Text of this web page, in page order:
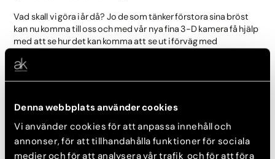
Denna webbplats använder cookies
Vi använder cookies för att anpassa innehåll och
annonser, för att tillhandahålla funktioner för sociala
medier och för att analysera vår trafik och för att föra
Vad skall vi göra i år då? Jo de som tänker förstora sina bröst
kan nu komma till oss och med vår nya fina 3-D kamera få hjälp
med att se hur det kan komma att se ut i förväg med
bakom muskeln.
bröstförstoring. Många tilltalas nog omedvetet av att få en
association till geléhallon, som ju är gott. Uttrycket geléhallon i
samband med bröstimplantat myntades från början för att
särskilja de droppformade implantat som tillverkades av en